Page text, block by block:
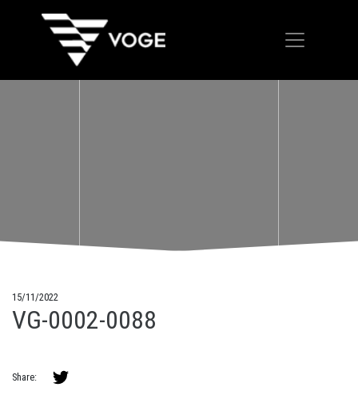
15/11/2022
VG-0002-0088
Share: